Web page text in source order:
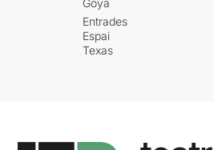
Goya
Entrades
Espai
Texas